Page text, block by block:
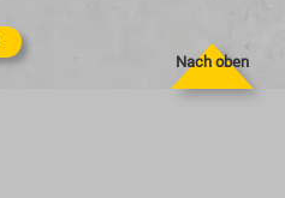
Nach oben